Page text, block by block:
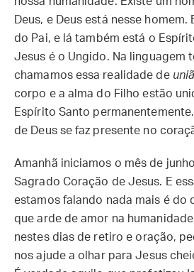
Deus, e Deus está nesse
do Pai, e lá também está o
Jesus é o Ungido. Na linguagem
chamamos essa realidade de
corpo e a alma do Filho estão
Espírito Santo
de Deus se faz presente no
Amanhã iniciamos o mês de
Sagrado Coração de Jesus. E
estamos falando nada mais é do
que arde de amor na
nestes dias de retiro e oração,
nos ajude a olhar para Jesus